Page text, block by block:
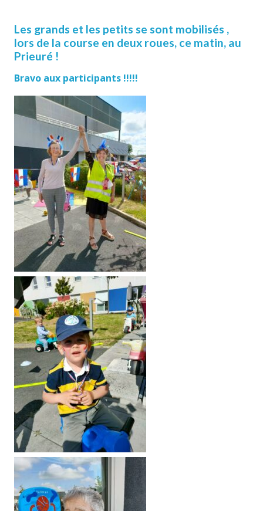
Les grands et les petits se sont mobilisés ,
lors de la course en deux roues, ce matin, au
Prieuré !
Bravo aux participants !!!!!